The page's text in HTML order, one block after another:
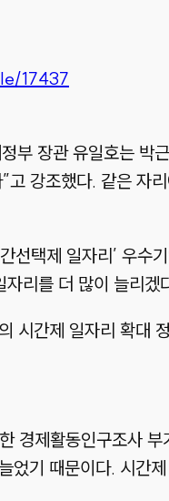
17437
부 장관 유일호는 박
고 강조했다. 같은 자
선택제 일자리’ 우수
자리를 더 많이 늘리겠
시간제 일자리 확대
경제활동인구조사
었기 때문이다. 시간